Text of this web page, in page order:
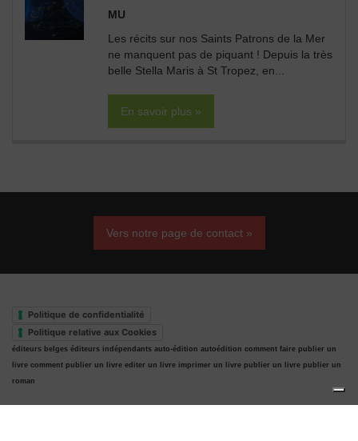
MU
Les récits sur nos Saints Patrons de la Mer
ne manquent pas de piquant ! Depuis la très
belle Stella Maris à St Tropez, en...
En savoir plus »
Vers notre page de contact »
Politique de confidentialité
Politique relative aux Cookies
éditeurs belges éditeurs indépendants auto-édition autoédition comment faire publier un
livre comment publier un livre editer un livre imprimer un livre publier un livre publier un
roman